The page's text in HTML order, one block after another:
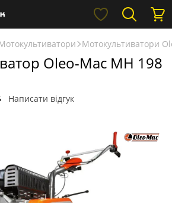
Мотокультиватори
Oleo-Mac MH 198
Написати відгук